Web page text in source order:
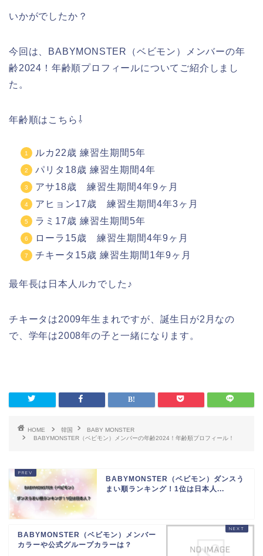
いかがでしたか？
今回は、BABYMONSTER（ベビモン）メンバーの年
齢2024！年齢順プロフィールについてご紹介しまし
た。
年齢順はこちら⇩
ルカ22歳 練習生期間5年
パリタ18歳 練習生期間4年
アサ18歳 練習生期間4年9ヶ月
アヒョン17歳 練習生期間4年3ヶ月
ラミ17歳 練習生期間5年
ローラ15歳 練習生期間4年9ヶ月
チキータ15歳 練習生期間1年9ヶ月
最年長は日本人ルカでした♪
チキータは2009年生まれですが、誕生日が2月なの
で、学年は2008年の子と一緒になります。
HOME 韓国
BABY MONSTER
BABYMONSTER（ベビモン）メンバーの年齢2024！年齢順プロフィール！
BABYMONSTER（ベビモン）ダンスう
まい順ランキング！1位は日本人...
BABYMONSTER（ベビモン）メンバー
カラーや公式グループカラーは？